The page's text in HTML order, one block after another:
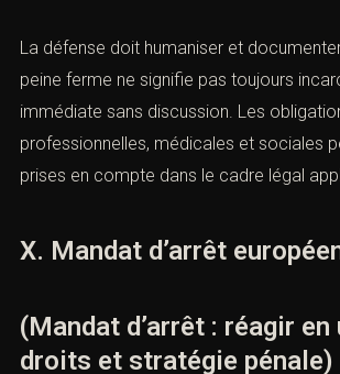
Il faut vérifier si la condamnation est
voies de recours sont encore possibles,
été régulièrement informée, si une
appel peut être formé, et si un
envisageable. Selon les cas, l’avocat peut
modalité d’exécution.
La défense doit humaniser et
Une peine ferme ne signifie pas toujours